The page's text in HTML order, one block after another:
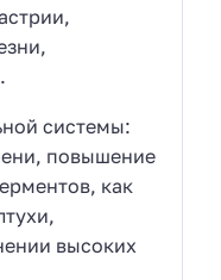
системы:
повышение
как
высоких